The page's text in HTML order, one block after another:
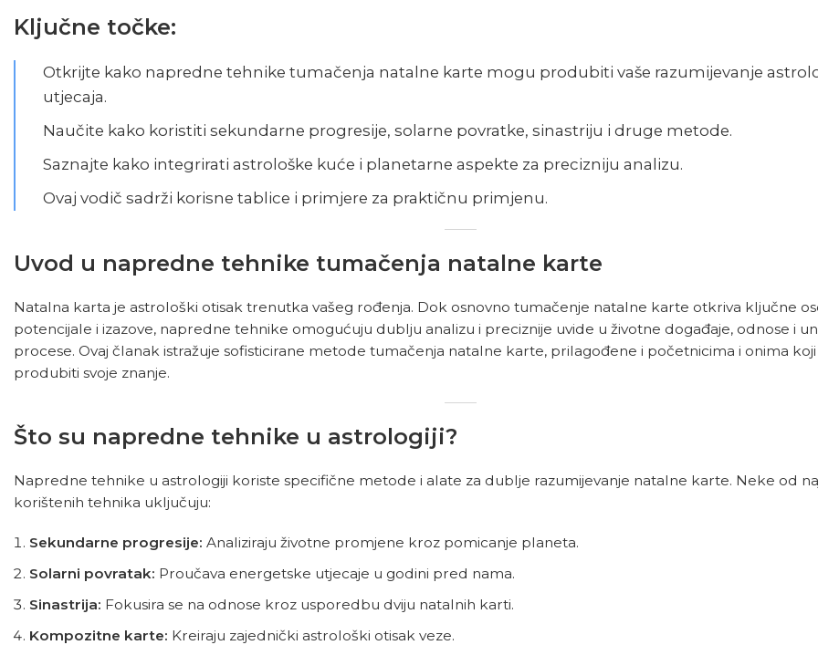
Ključne točke:
Otkrijte kako napredne tehnike tumačenja natalne karte mogu produbiti vaše razumijevanje
utjecaja.
Naučite kako koristiti sekundarne progresije, solarne povratke, sinastriju i druge metode.
Saznajte kako integrirati astrološke kuće i planetarne aspekte za precizniju analizu.
Ovaj vodič sadrži korisne tablice i primjere za praktičnu primjenu.
Uvod u napredne tehnike tumačenja natalne karte
Natalna karta je astrološki otisak trenutka vašeg rođenja. Dok osnovno tumačenje natalne karte otkriva ključne
potencijale i izazove, napredne tehnike omogućuju dublju analizu i preciznije uvide u životne događaje, odnose i
procese. Ovaj članak istražuje sofisticirane metode tumačenja natalne karte, prilagođene i početnicima i onima
produbiti svoje znanje.
Što su napredne tehnike u astrologiji?
Napredne tehnike u astrologiji koriste specifične metode i alate za dublje razumijevanje natalne karte. Neke od
korištenih tehnika uključuju:
Sekundarne progresije: Analiziraju životne promjene kroz pomicanje planeta.
Solarni povratak: Proučava energetske utjecaje u godini pred nama.
Sinastrija: Fokusira se na odnose kroz usporedbu dviju natalnih karti.
Kompozitne karte: Kreiraju zajednički astrološki otisak veze.